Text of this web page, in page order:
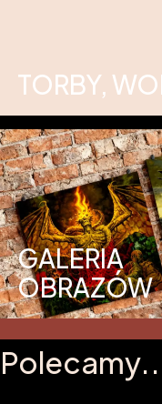
TORBY,
GALERIA
OBRAZÓW